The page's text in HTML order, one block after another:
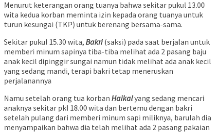
Menurut keterangan orang tuanya bahwa sekitar pukul 13.00
wita kedua korban meminta izin kepada orang tuanya untuk
turun kesungai (TKP) untuk berenang bersama-sama.
Sekitar pukul 15.30 wita, Bakri(saksi) pada saat berjalan untuk
memberi minum sapinya tiba-tiba melihat ada 2 pasang baju
anak kecil dipinggir sungai namun tidak melihat ada anak kecil
yang sedang mandi, terapi bakri tetap meneruskan
perjalanannya
Namu setelah orang tua korban Haikalyang sedang mencari
anaknya sekitar pkl 18.00 wita dan bertemu dengan bakri
setelah pulang dari memberi minum sapi miliknya, barulah dia
menyampaikan bahwa dia telah melihat ada 2 pasang pakaian